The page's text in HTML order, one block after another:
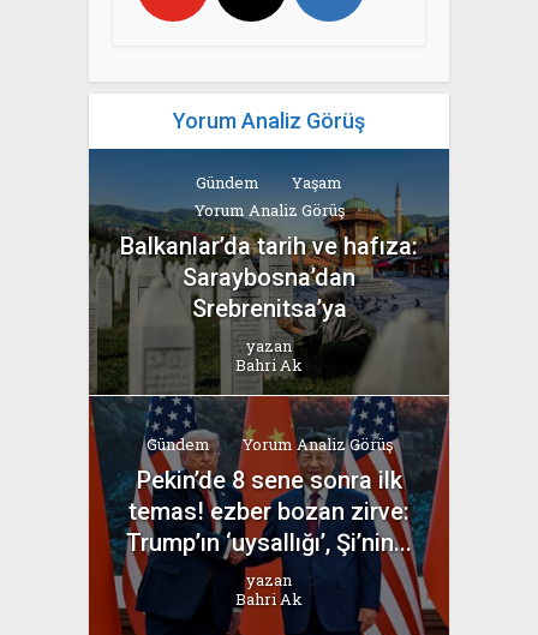
Yorum Analiz Görüş
Gündem
Yaşam
Yorum Analiz Görüş
Balkanlar’da tarih ve hafıza:
Saraybosna’dan
Srebrenitsa’ya
yazan
Bahri Ak
Gündem Yorum Analiz Görüş
Pekin’de 8 sene sonra ilk
temas! ezber bozan zirve:
Trump’ın ‘uysallığı’, Şi’nin...
yazan
Bahri Ak